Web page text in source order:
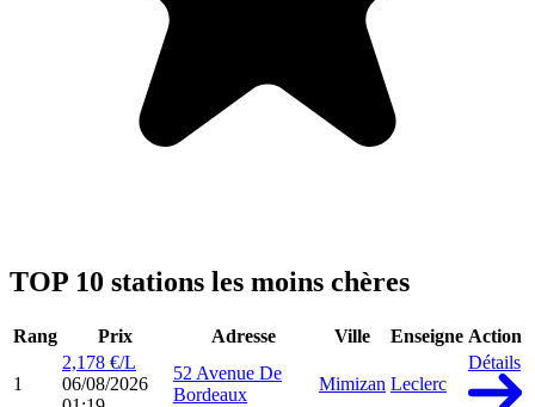
TOP 10 stations les moins chères
Rang Prix Adresse Ville Enseigne Action
1
2,178 €/L
06/08/2026
52 Avenue De
Bordeaux
Mimizan Leclerc
Détails